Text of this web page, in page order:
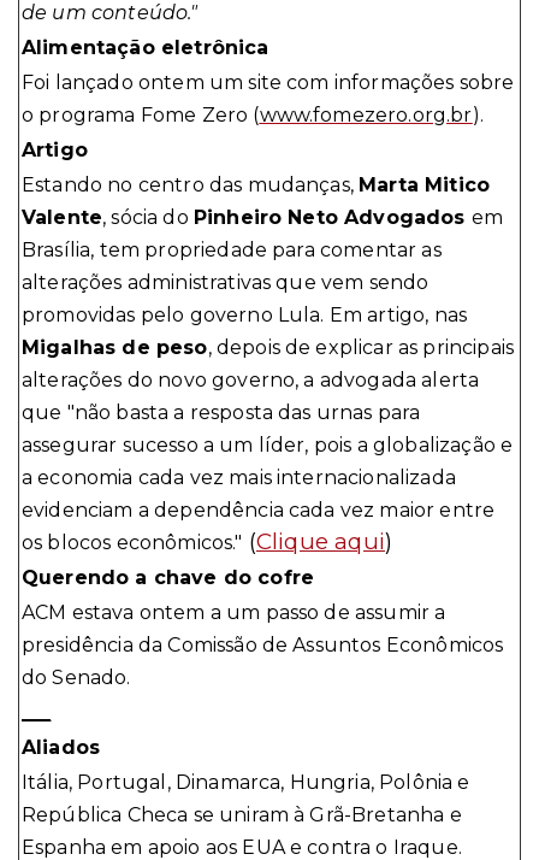
de um conteúdo."
Alimentação eletrônica
Foi lançado ontem um site com informações sobre
o programa Fome Zero (www.fomezero.org.br).
Artigo
Estando no centro das mudanças, Marta Mitico
Valente, sócia do Pinheiro Neto Advogados em
Brasília, tem propriedade para comentar as
alterações administrativas que vem sendo
promovidas pelo governo Lula. Em artigo, nas
Migalhas de peso, depois de explicar as principais
alterações do novo governo, a advogada alerta
que "não basta a resposta das urnas para
assegurar sucesso a um líder, pois a globalização e
a economia cada vez mais internacionalizada
evidenciam a dependência cada vez maior entre
os blocos econômicos." (Clique aqui)
Querendo a chave do cofre
ACM estava ontem a um passo de assumir a
presidência da Comissão de Assuntos Econômicos
do Senado.
Aliados
Itália, Portugal, Dinamarca, Hungria, Polônia e
República Checa se uniram à Grã-Bretanha e
Espanha em apoio aos EUA e contra o Iraque.